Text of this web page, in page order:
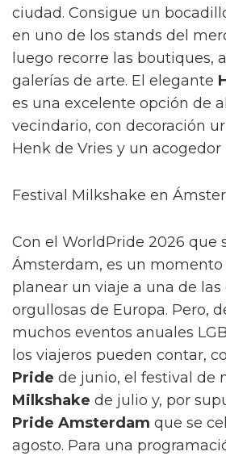
ciudad. Consigue un
en uno de los stands del
luego recorre las boutiques,
galerías de arte. El elegante
es una excelente opción de
vecindario, con decoración
Henk de Vries y un acogedor
Festival Milkshake en
Con el WorldPride 2026 que
Ámsterdam, es un momento
planear un viaje a una de
orgullosas de Europa. Pero,
muchos eventos anuales
los viajeros pueden contar,
Pride de junio, el festival de
Milkshake de julio y, por
Pride Amsterdam que se
agosto. Para una